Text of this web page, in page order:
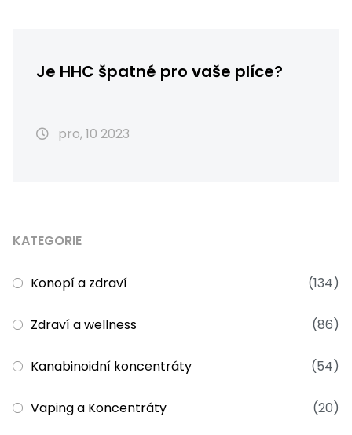
Je HHC špatné pro vaše plíce?
pro, 10 2023
KATEGORIE
Konopí a zdraví (134)
Zdraví a wellness (86)
Kanabinoidní koncentráty (54)
Vaping a Koncentráty (20)